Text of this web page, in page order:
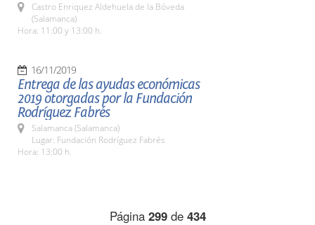
Castro Enriquez Aldehuela de la Bóveda
(Salamanca)
Hora: 11:00 y 13:00 h.
16/11/2019
Entrega de las ayudas económicas
2019 otorgadas por la Fundación
Rodríguez Fabrés
Salamanca (Salamanca)
Lugar: Fundación Rodríguez Fabrés
Hora: 13:00 h.
Página 299de 434